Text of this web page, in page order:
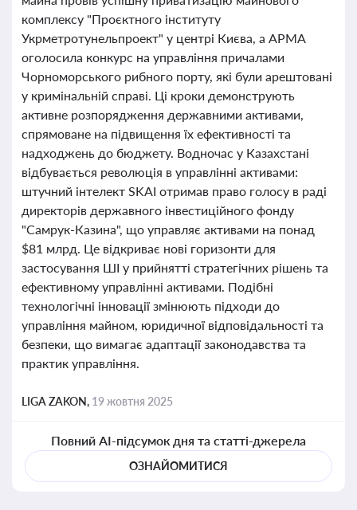
комплексу "Проєктного інституту
Укрметротунельпроект" у центрі Києва, а АРМА
оголосила конкурс на управління причалами
Чорноморського рибного порту, які були арештовані
у кримінальній справі. Ці кроки демонструють
активне розпорядження державними активами,
спрямоване на підвищення їх ефективності та
надходжень до бюджету. Водночас у Казахстані
відбувається революція в управлінні активами:
штучний інтелект SKAI отримав право голосу в раді
директорів державного інвестиційного фонду
"Самрук-Казина", що управляє активами на понад
$81 млрд. Це відкриває нові горизонти для
застосування ШІ у прийнятті стратегічних рішень та
ефективному управлінні активами. Подібні
технологічні інновації змінюють підходи до
управління майном, юридичної відповідальності та
безпеки, що вимагає адаптації законодавства та
практик управління.
LIGA ZAKON, 19 жовтня 2025
Повний AI-підсумок дня та статті-джерела
ОЗНАЙОМИТИСЯ